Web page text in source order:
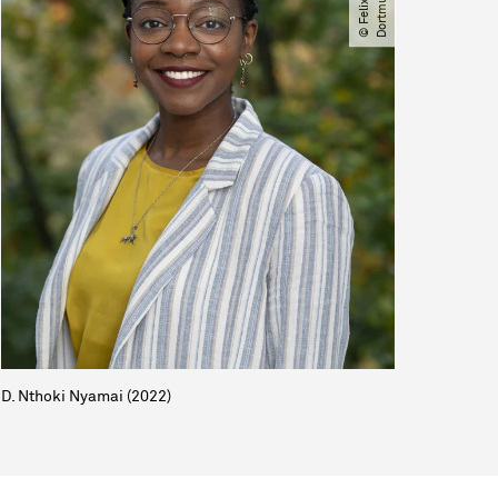
D. Nthoki Nyamai (2022)